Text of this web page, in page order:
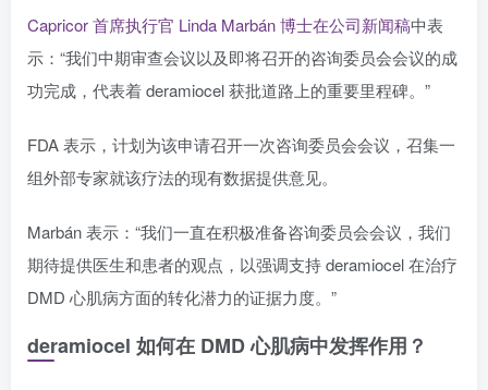
Capricor 首席执行官 Linda Marbán 博士在公司新闻稿中表
示：“我们中期审查会议以及即将召开的咨询委员会会议的成
功完成，代表着 deramiocel 获批道路上的重要里程碑。”
FDA 表示，计划为该申请召开一次咨询委员会会议，召集一
组外部专家就该疗法的现有数据提供意见。
Marbán 表示：“我们一直在积极准备咨询委员会会议，我们
期待提供医生和患者的观点，以强调支持 deramiocel 在治疗
DMD 心肌病方面的转化潜力的证据力度。”
deramiocel 如何在 DMD 心肌病中发挥作用？